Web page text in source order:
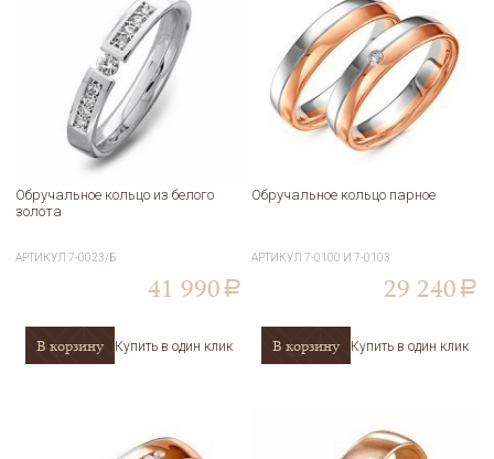
Обручальное кольцо из белого
золота
АРТИКУЛ7-0023/Б
41 990 a
В корзину Купить в один клик
Обручальное кольцо парное
АРТИКУЛ7-0100 И 7-0103
29 240 a
В корзину Купить в один клик